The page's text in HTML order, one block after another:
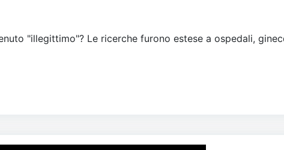
"illegittimo"? Le ricerche furono estese a ospedali,